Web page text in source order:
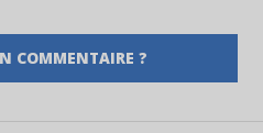
COMMENTAIRE ?